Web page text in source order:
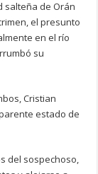
salteña de Orán
el presunto
en el río
su
Cristian
estado de
del sospechoso,